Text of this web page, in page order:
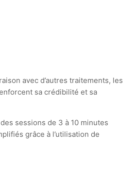
avec d’autres traitements, les
sa crédibilité et sa
sessions de 3 à 10 minutes
grâce à l’utilisation de